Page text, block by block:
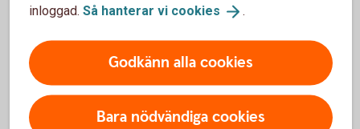
Skanna QR-kod
När du skannar en QR-kod slipper du knappa in personens
telefon- eller Swish-nummer. Följ stegen:
inloggad. Så hanterar vi cookies .
Godkänn alla cookies
Bara nödvändiga cookies